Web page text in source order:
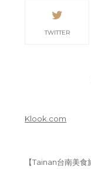
TWITTER
Klook.com
【Tainan台南美食